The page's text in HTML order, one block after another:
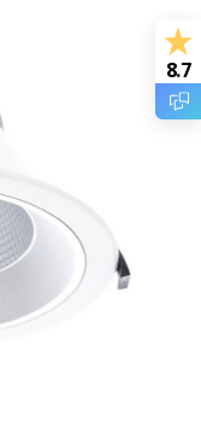
8.7